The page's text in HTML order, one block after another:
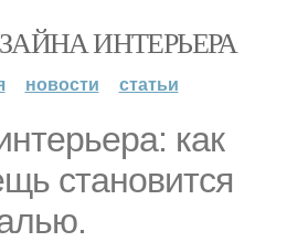
ИНТЕРЬЕРА
новости статьи
как
становится